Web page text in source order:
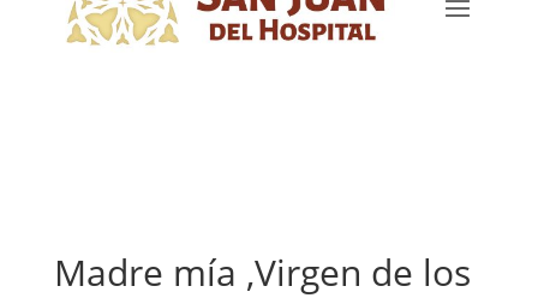
Madre mía ,Virgen de los